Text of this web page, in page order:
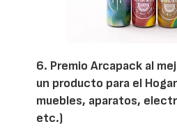
6. Premio Arcapack al
un producto para el
muebles, aparatos,
etc.)